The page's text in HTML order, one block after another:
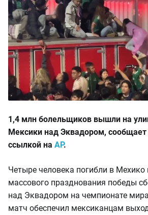
1,4 млн болельщиков вышли на
Мексики над Эквадором, сообщает
ссылкой на AP.
Четыре человека погибли в Мехико
массового празднования победы
над Эквадором на чемпионате
матч обеспечил мексиканцам